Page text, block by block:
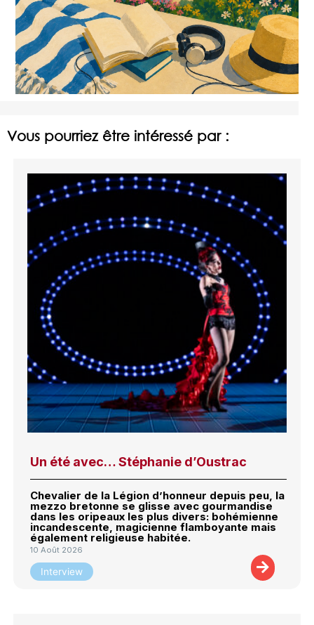
Vous pourriez être intéressé par :
Un été avec… Stéphanie d’Oustrac
Chevalier de la Légion d’honneur depuis peu, la
mezzo bretonne se glisse avec gourmandise
dans les oripeaux les plus divers: bohémienne
incandescente, magicienne flamboyante mais
également religieuse habitée.
10 Août 2026
Interview